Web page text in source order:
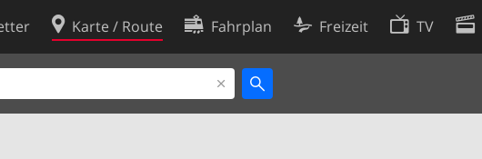
Karte / Route Fahrplan Freizeit TV
Cookie-Richtlinie
Cookie-Einstellungen